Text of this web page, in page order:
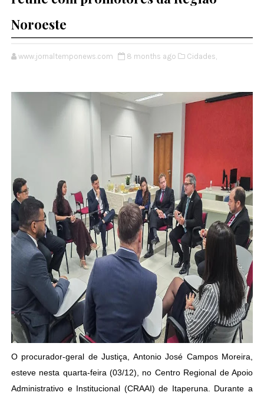
Noroeste
www.jornaltemponews.com 8 months ago Cidades,
O procurador-geral de Justiça, Antonio José Campos Moreira,
esteve nesta quarta-feira (03/12), no Centro Regional de Apoio
Administrativo e Institucional (CRAAI) de Itaperuna. Durante a